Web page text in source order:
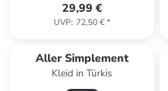
29,99 €
UVP: 72,50 €*
Aller Simplement
Kleid in Türkis